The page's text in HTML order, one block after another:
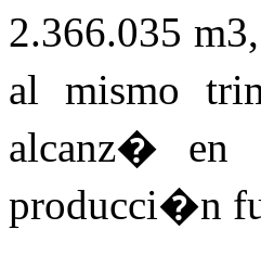
2.366.035
al mismo
alcanz� en
producci�n